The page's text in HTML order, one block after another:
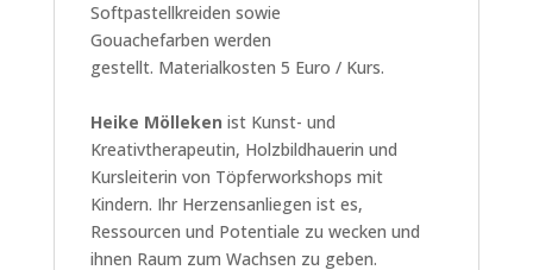
Softpastellkreiden sowie
Gouachefarben werden
gestellt. Materialkosten 5 Euro / Kurs.
Heike Mölleken ist Kunst- und
Kreativtherapeutin, Holzbildhauerin und
Kursleiterin von Töpferworkshops mit
Kindern. Ihr Herzensanliegen ist es,
Ressourcen und Potentiale zu wecken und
ihnen Raum zum Wachsen zu geben.